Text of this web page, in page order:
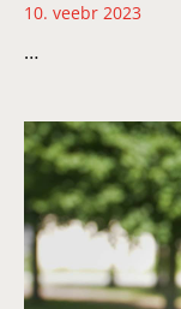
10. veebr 2023
…